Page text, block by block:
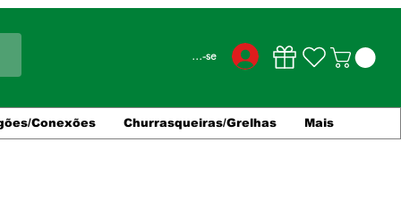
Conecte-se
Conexões Churrasqueiras/Grelhas Mais